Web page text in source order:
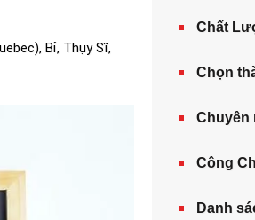
Bỉ, Thụy Sĩ,
Chất
Chọn
Chuyên
Công
Danh